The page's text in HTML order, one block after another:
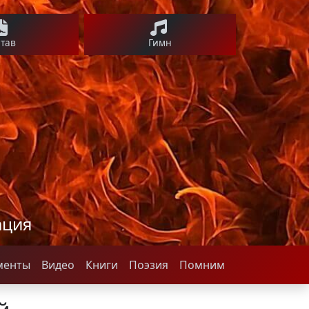
Гимн
Видео Книги Поэзия Помним